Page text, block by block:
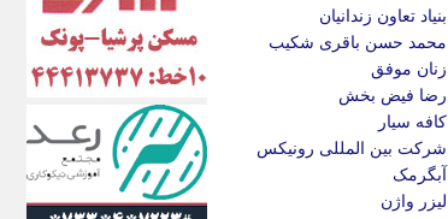
بنیاد تعاون زندانیان
محمد حسن باقری شکیب
زنان موفق
رضا فیض بخش
کافه سیار
شرکت بین المللی رونیکس
آبگرمک
لیزر واژن
ایراف
ایران آرت
ایران آنلاین
ایران زندگی
ایران فوری
ایرانی روز
ایرانیتال
ایرنا